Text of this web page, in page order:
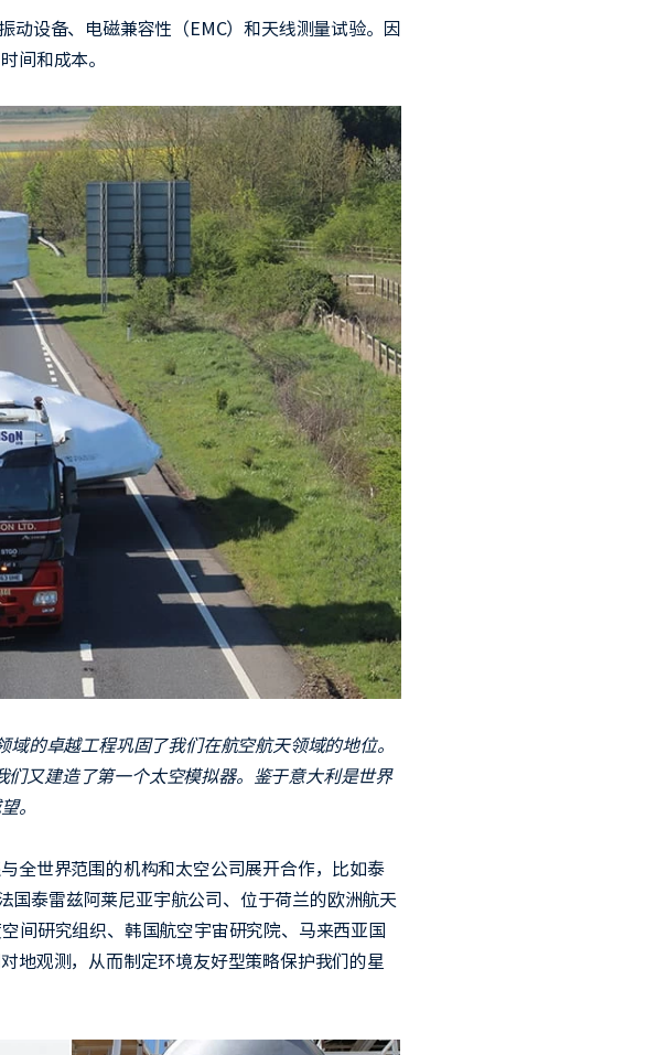
设备、电磁兼容性（EMC）和天线测量试验。因
间和成本。
的卓越工程巩固了我们在航空航天领域的地位。
又建造了第一个太空模拟器。鉴于意大利是世界
。
全世界范围的机构和太空公司展开合作，比如泰
泰雷兹阿莱尼亚宇航公司、位于荷兰的欧洲航天
间研究组织、韩国航空宇宙研究院、马来西亚国
地观测，从而制定环境友好型策略保护我们的星